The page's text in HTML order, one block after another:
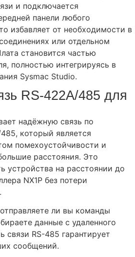
и подключается
панели любого
избавляет от необходимости в
или отдельном
становится частью
полностью интегрируясь в
Sysmac Studio.
RS-422A/485 для
надёжную связь по
который является
помехоустойчивости и
расстояния. Это
устройства на расстоянии до
NX1P без потери
ли вы команды
данные с удаленного
связи RS-485 гарантирует
сообщений.